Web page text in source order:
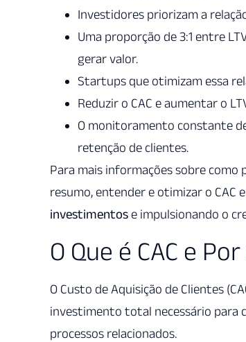
Investidores priorizam a
Uma proporção de 3:1 entre
gerar valor.
Startups que otimizam essa
Reduzir o CAC e aumentar o
O monitoramento constante
retenção de clientes.
Para mais informações sobre como
resumo, entender e otimizar o CAC
investimentos e impulsionando o
O Que é CAC e
O Custo de Aquisição de Clientes
investimento total necessário para
processos relacionados.